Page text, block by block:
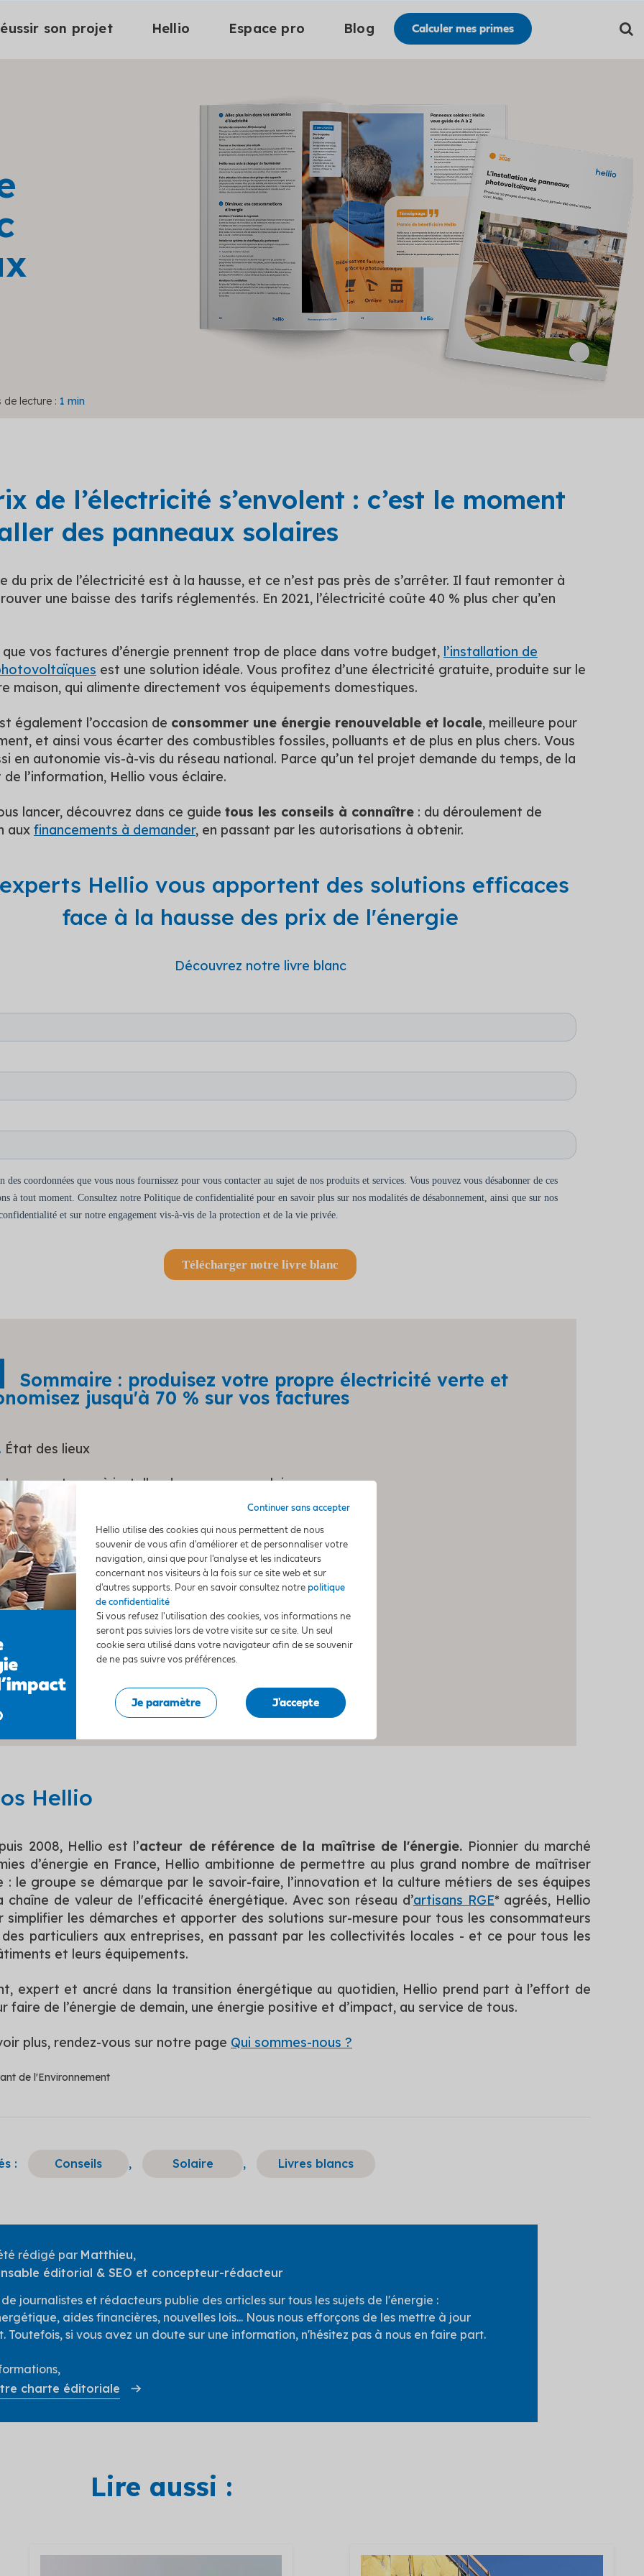
Hellio utilise des cookies qui nous permettent de nous
souvenir de vous afin d'améliorer et de personnaliser votre
navigation, ainsi que pour l'analyse et les indicateurs
concernant nos visiteurs à la fois sur ce site web et sur
d'autres supports. Pour en savoir consultez notre politique
de confidentialité
Si vous refusez l'utilisation des cookies, vos informations ne
seront pas suivies lors de votre visite sur ce site. Un seul
cookie sera utilisé dans votre navigateur afin de se souvenir
de ne pas suivre vos préférences.
Je paramètre J'accepte
Continuer sans accepter
son projet Hellio Espace pro Blog Calculer mes primes
de lecture : 1 min
de l’électricité s’envolent : c’est le moment
des panneaux solaires
du prix de l’électricité est à la hausse, et ce n’est pas près de s’arrêter. Il faut remonter à
une baisse des tarifs réglementés. En 2021, l’électricité coûte 40 % plus cher qu’en
vos factures d’énergie prennent trop de place dans votre budget, l’installation de
est une solution idéale. Vous profitez d’une électricité gratuite, produite sur le
maison, qui alimente directement vos équipements domestiques.
également l’occasion de consommer une énergie renouvelable et locale, meilleure pour
et ainsi vous écarter des combustibles fossiles, polluants et de plus en plus chers. Vous
en autonomie vis-à-vis du réseau national. Parce qu’un tel projet demande du temps, de la
l’information, Hellio vous éclaire.
lancer, découvrez dans ce guide tous les conseils à connaître : du déroulement de
aux financements à demander, en passant par les autorisations à obtenir.
Hellio vous apportent des solutions efficaces
face à la hausse des prix de l'énergie
Découvrez notre livre blanc
Sommaire : produisez votre propre électricité verte et
jusqu'à 70 % sur vos factures
État des lieux
Les avantages à installer des panneaux solaires
Le fonctionnement d’une installation photovoltaïque
Les aides financières à l’installation
Le calcul de rentabilité des panneaux solaires
Le déroulement d’un chantier photovoltaïque
Les bonnes pratiques pour éviter les arnaques
Un projet à intégrer dans une démarche globale
Hellio
2008, Hellio est l’acteur de référence de la maîtrise de l'énergie. Pionnier du marché
d’énergie en France, Hellio ambitionne de permettre au plus grand nombre de maîtriser
: le groupe se démarque par le savoir-faire, l’innovation et la culture métiers de ses équipes
chaîne de valeur de l'efficacité énergétique. Avec son réseau d’artisans RGE* agréés, Hellio
les démarches et apporter des solutions sur-mesure pour tous les consommateurs
des particuliers aux entreprises, en passant par les collectivités locales - et ce pour tous les
et leurs équipements.
expert et ancré dans la transition énergétique au quotidien, Hellio prend part à l’effort de
faire de l’énergie de demain, une énergie positive et d’impact, au service de tous.
plus, rendez-vous sur notre page Qui sommes-nous ?
de l'Environnement
: Conseils , Solaire , Livres blancs
rédigé par Matthieu,
éditorial & SEO et concepteur-rédacteur
journalistes et rédacteurs publie des articles sur tous les sujets de l'énergie :
aides financières, nouvelles lois... Nous nous efforçons de les mettre à jour
Toutefois, si vous avez un doute sur une information, n'hésitez pas à nous en faire part.
charte éditoriale
Lire aussi :